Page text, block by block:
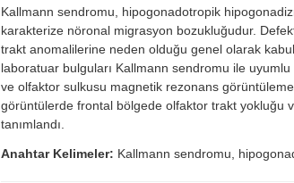
Kallmann sendromu, hipogonadotropik
karakterize nöronal migrasyon bozukluğudur.
trakt anomalilerine neden olduğu genel olarak
laboratuar bulguları Kallmann sendromu ile
ve olfaktor sulkusu magnetik rezonans
görüntülerde frontal bölgede olfaktor trakt yokluğu
tanımlandı.
Anahtar Kelimeler: Kallmann sendromu,